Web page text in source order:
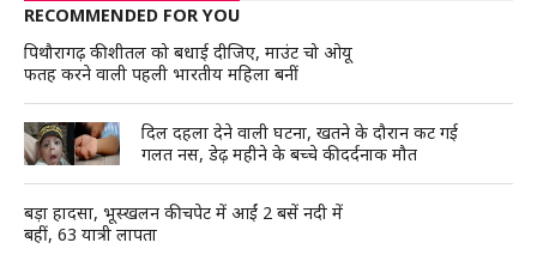
RECOMMENDED FOR YOU
पिथौरागढ़ की शीतल को बधाई दीजिए, माउंट चो ओयू
फतह करने वाली पहली भारतीय महिला बनीं
दिल दहला देने वाली घटना, खतने के दौरान कट गई
गलत नस, डेढ़ महीने के बच्चे की दर्दनाक मौत
बड़ा हादसा, भूस्खलन की चपेट में आईं 2 बसें नदी में
बहीं, 63 यात्री लापता